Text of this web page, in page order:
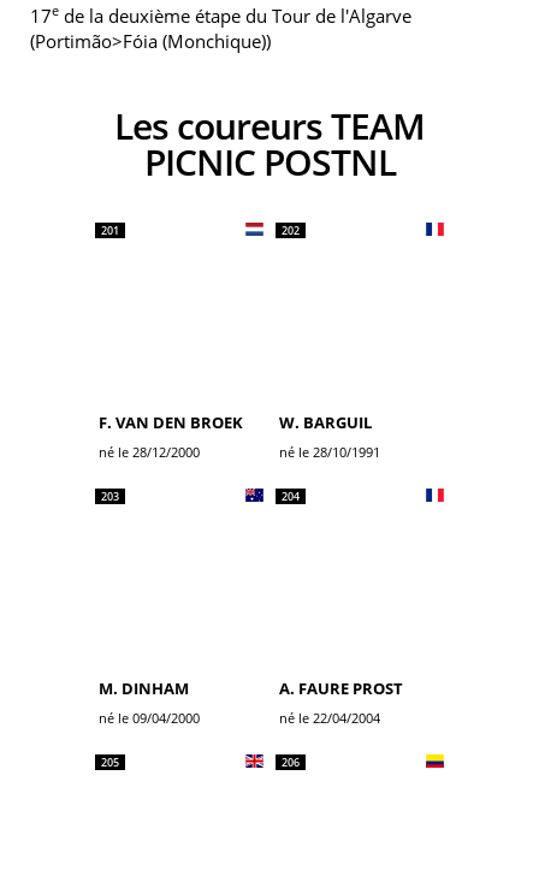
17e de la deuxième étape du Tour de l'Algarve
(Portimão>Fóia (Monchique))
Les coureurs TEAM
PICNIC POSTNL
201
F. VAN DEN BROEK
né le 28/12/2000
202
W. BARGUIL
né le 28/10/1991
203
M. DINHAM
né le 09/04/2000
204
A. FAURE PROST
né le 22/04/2004
205 206